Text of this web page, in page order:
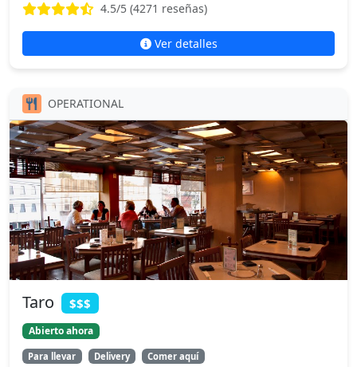
4.5/5 (4271 reseñas)
Ver detalles
OPERATIONAL
Taro $$$
Abierto ahora
Para llevar Delivery Comer aquí